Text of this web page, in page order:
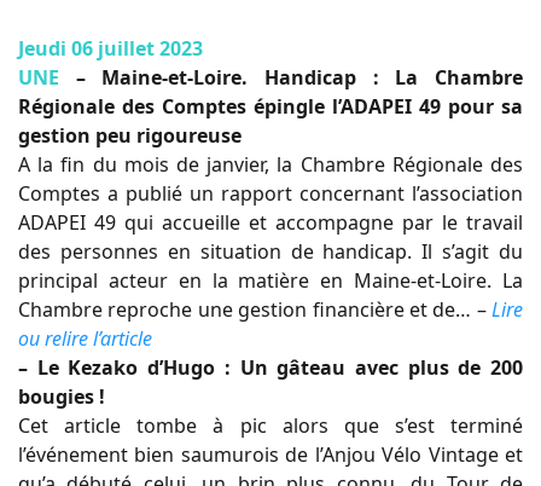
Jeudi 06 juillet 2023
UNE – Maine-et-Loire. Handicap : La Chambre
Régionale des Comptes épingle l’ADAPEI 49 pour sa
gestion peu rigoureuse
A la fin du mois de janvier, la Chambre Régionale des
Comptes a publié un rapport concernant l’association
ADAPEI 49 qui accueille et accompagne par le travail
des personnes en situation de handicap. Il s’agit du
principal acteur en la matière en Maine-et-Loire. La
Chambre reproche une gestion financière et de… –Lire
ou relire l’article
– Le Kezako d’Hugo : Un gâteau avec plus de 200
bougies !
Cet article tombe à pic alors que s’est terminé
l’événement bien saumurois de l’Anjou Vélo Vintage et